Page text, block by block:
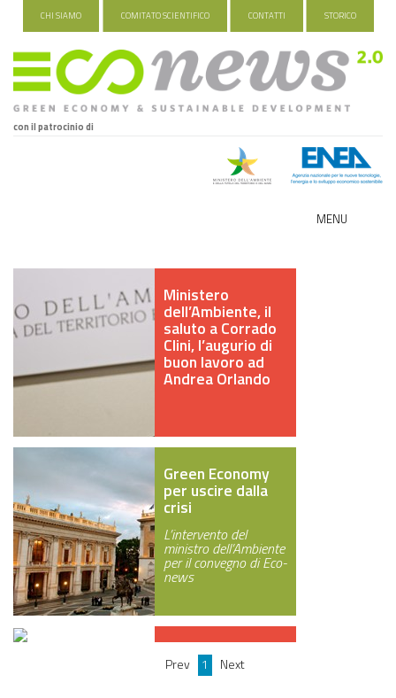
CHI SIAMO COMITATO SCIENTIFICO CONTATTI STORICO
con il patrocinio di
MENU
INDUSTRIA VERDE
FOOD&TRAVEL
HEALTH&WELLNESS
ECO-EVENTI
ECOINCENTRIAMOCI
Ministero
dell’Ambiente, il
saluto a Corrado
Clini, l’augurio di
buon lavoro ad
Andrea Orlando
Green Economy
per uscire dalla
crisi
L’intervento del
ministro dell’Ambiente
per il convegno di Eco-
news
Un pianeta in
default
Prev 1 Next